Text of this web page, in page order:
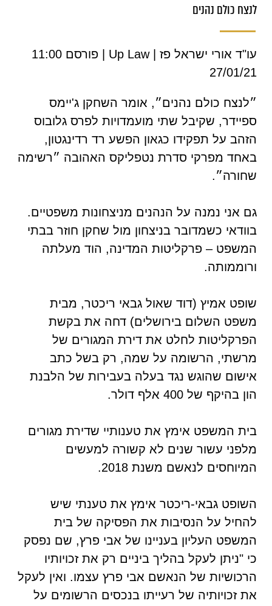
לנצח כולם נהנים
עו"ד אורי ישראל פז | Up Law | פורסם 11:00
27/01/21
״לנצח כולם נהנים״, אומר השחקן ג'יימס
ספיידר, שקיבל שתי מועמדויות לפרס גלובוס
הזהב על תפקידו כגאון הפשע רד רדינגטון,
באחד מפרקי סדרת נטפליקס האהובה ״רשימה
שחורה״.
גם אני נמנה על הנהנים מניצחונות משפטיים.
בוודאי כשמדובר בניצחון מול שחקן חוזר בבתי
המשפט – פרקליטות המדינה, הוד מעלתה
ורוממותה.
שופט אמיץ (דוד שאול גבאי ריכטר, מבית
משפט השלום בירושלים) דחה את בקשת
הפרקליטות לחלט את דירת המגורים של
מרשתי, הרשומה על שמה, רק בשל כתב
אישום שהוגש נגד בעלה בעבירות של הלבנת
הון בהיקף של 400 אלף דולר.
בית המשפט אימץ את טענותיי שדירת מגורים
מלפני עשור שנים לא קשורה למעשים
המיוחסים לנאשם משנת 2018.
השופט גבאי-ריכטר אימץ את טענתי שיש
להחיל על הנסיבות את הפסיקה של בית
המשפט העליון בעניינו של אבי פרץ, שם נפסק
כי "ניתן לעקל בהליך ביניים רק את זכויותיו
הרכושיות של הנאשם אבי פרץ עצמו. ואין לעקל
את זכויותיה של רעייתו בנכסים הרשומים על